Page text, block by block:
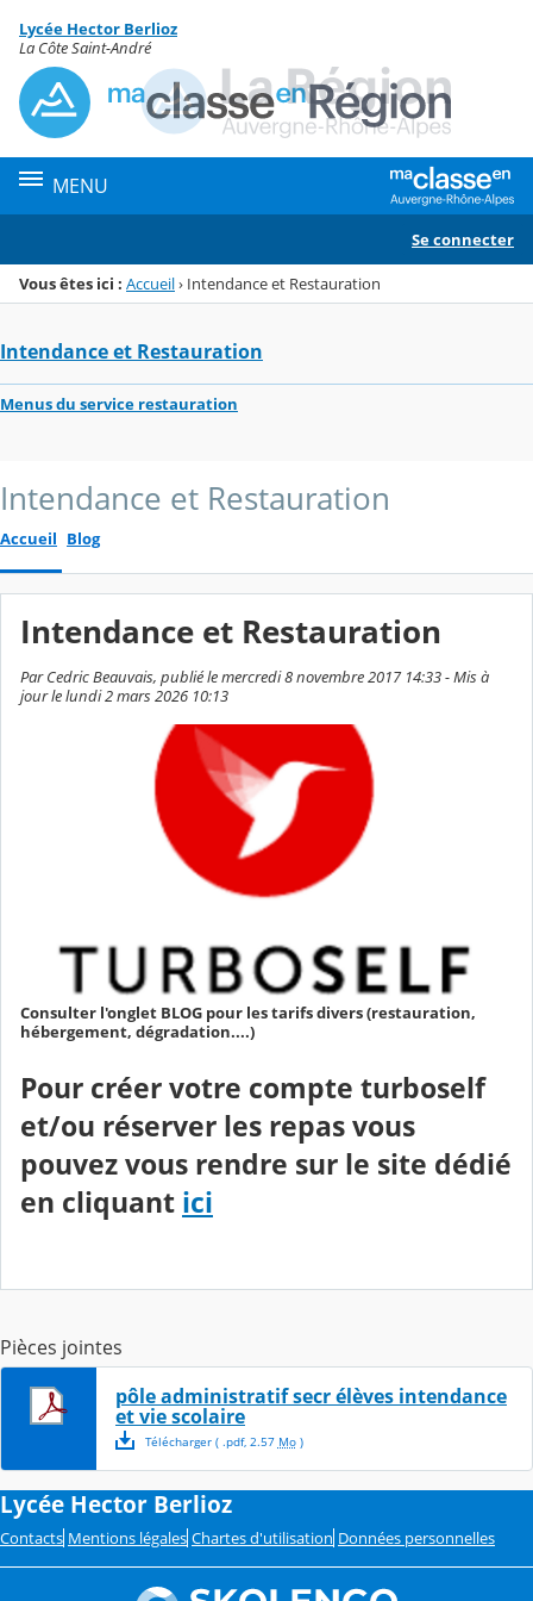
Menu de la rubrique
Contenu
Lycée Hector Berlioz
La Côte Saint-André
MENU
Se connecter
Vous êtes ici : Accueil› Intendance et Restauration
Intendance et Restauration
Menus du service restauration
Intendance et Restauration
Accueil Blog
Intendance et Restauration
Par Cedric Beauvais, publié le mercredi 8 novembre 2017 14:33 - Mis à
jour le lundi 2 mars 2026 10:13
Consulter l'onglet BLOG pour les tarifs divers (restauration,
hébergement, dégradation....)
Pour créer votre compte turboself
et/ou réserver les repas vous
pouvez vous rendre sur le site dédié
en cliquant ici
Pièces jointes
pôle administratif secr élèves intendance
et vie scolaire
Télécharger( .pdf, 2.57 Mo)
Lycée Hector Berlioz
Contacts Mentions légales Chartes d'utilisation Données personnelles